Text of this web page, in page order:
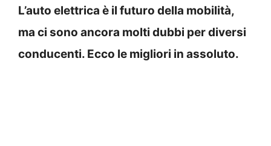
L’auto elettrica è il futuro della mobilità,
ma ci sono ancora molti dubbi per diversi
conducenti. Ecco le migliori in assoluto.